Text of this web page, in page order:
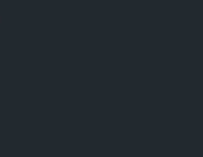
in custom executive
is also the Managing